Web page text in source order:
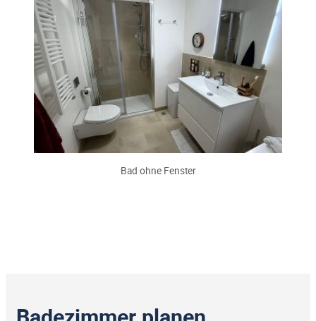
Bad ohne Fenster